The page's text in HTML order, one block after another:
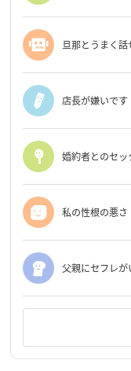
旦那とうまく話
店長が嫌いです
婚約者とのセ
私の性根の悪さ
父親にセフレが